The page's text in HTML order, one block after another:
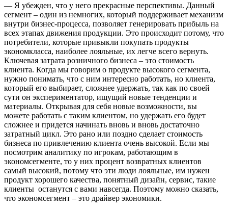
— Я убежден, что у него прекрасные перспективы. Данный
сегмент – один из немногих, который поддерживает механизм
внутри бизнес-процесса, позволяет генерировать прибыль на
всех этапах движения продукции. Это происходит потому, что
потребители, которые привыкли покупать продукты
экономкласса, наиболее лояльные, их легче всего вернуть.
Ключевая затрата розничного бизнеса – это стоимость
клиента. Когда мы говорим о продукте высокого сегмента,
нужно понимать, что с ним интересно работать, но клиента,
который его выбирает, сложнее удержать, так как по своей
сути он экспериментатор, ищущий новые тенденции и
материалы. Открывая для себя новые возможности, вы
можете работать с таким клиентом, но удержать его будет
сложнее и придется начинать вновь и вновь достаточно
затратный цикл. Это рано или поздно сделает стоимость
бизнеса по привлечению клиента очень высокой. Если мы
посмотрим аналитику по игрокам, работающим в
экономсегменте, то у них процент возвратных клиентов
самый высокий, потому что эти люди лояльные, им нужен
продукт хорошего качества, понятный дизайн, сервис, такие
клиенты останутся с вами навсегда. Поэтому можно сказать,
что экономсегмент – это драйвер экономики.